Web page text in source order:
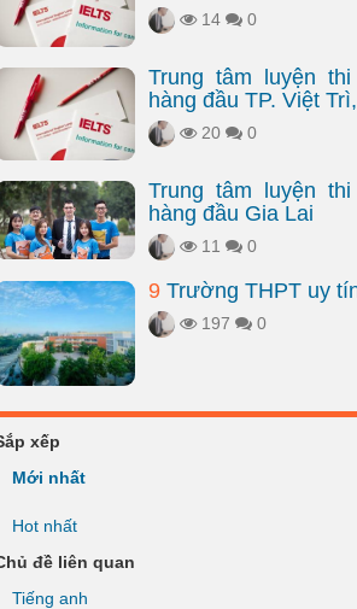
14 0
Trung tâm luyện
hàng đầu TP. Việt
20 0
Trung tâm luyện
hàng đầu Gia Lai
11 0
9 Trường THPT uy
197 0
xếp
Mới nhất
Hot nhất
đề liên quan
Tiếng anh